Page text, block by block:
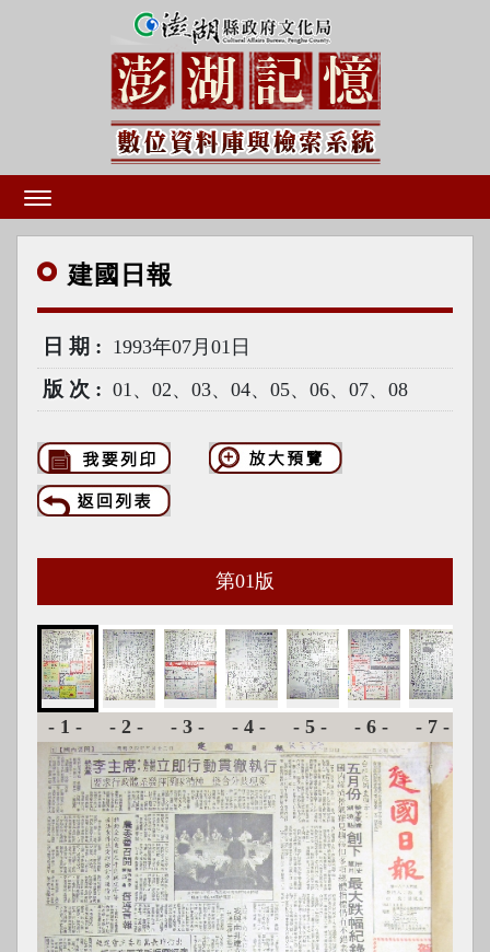
建國 日報
日期 1993年07月01日
版次 01、02、03、04、05、06、07、08
第01 版
-1- -2- -3- -4- -5- -6- -7-